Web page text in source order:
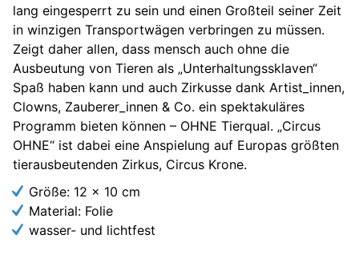
lang eingesperrt zu sein und einen Großteil seiner Zeit
in winzigen Transportwägen verbringen zu müssen.
Zeigt daher allen, dass mensch auch ohne die
Ausbeutung von Tieren als „Unterhaltungssklaven“
Spaß haben kann und auch Zirkusse dank Artist_innen,
Clowns, Zauberer_innen & Co. ein spektakuläres
Programm bieten können – OHNE Tierqual. „Circus
OHNE“ ist dabei eine Anspielung auf Europas größten
tierausbeutenden Zirkus, Circus Krone.
Größe: 12 x 10 cm
Material: Folie
wasser- und lichtfest